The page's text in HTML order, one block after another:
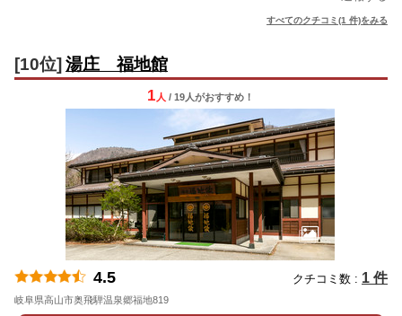
すべてのクチコミ(1 件)をみる
[10位] 湯庄 福地館
1 人 / 19人がおすすめ！
4.5 クチコミ数 : 1 件
岐阜県高山市奥飛騨温泉郷福地819